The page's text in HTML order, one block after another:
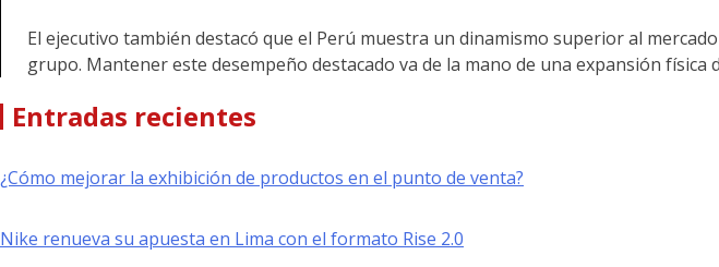
El ejecutivo también destacó que el Perú muestra un dinamismo superior al
grupo. Mantener este desempeño destacado va de la mano de una expansión
Entradas recientes
¿Cómo mejorar la exhibición de productos en el punto de venta?
Nike renueva su apuesta en Lima con el formato Rise 2.0